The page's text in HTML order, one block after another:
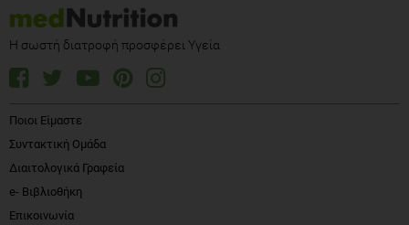
Η σωστή διατροφή προσφέρει Υγεία
Ποιοι Είμαστε
Συντακτική Ομάδα
Διαιτολογικά Γραφεία
e- Βιβλιοθήκη
Επικοινωνία